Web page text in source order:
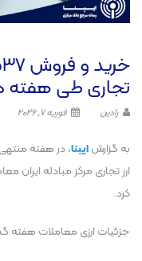
تجاری طی هفته
رادین فوریه 7, 2026
به گزارشایبنا
کرد.
جزئیات ارزی معاملات هفته